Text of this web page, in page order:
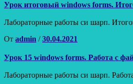
Урок итоговый windows forms.
Лабораторные работы си шарп.
От admin /Опубликовано
30.04.2021
Урок 15 windows forms. Работа с
Лабораторные работы си шарп.